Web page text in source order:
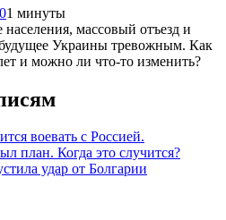
01 минуты
массовый отъезд и
Украины тревожным. Как
и можно ли что-то изменить?
воевать с Россией.
план. Когда это случится?
удар от Болгарии